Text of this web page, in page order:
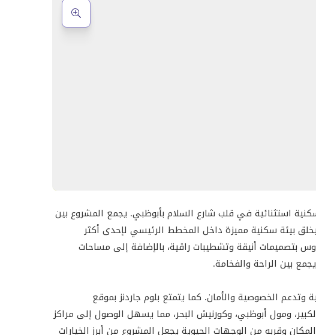
عملي، وتشطيبات تعكس مستوى معيشة مريح داخل مجتمع سكني
المتكامل، مع موقع متميز وخيارات سكنية متنوعة تناسب
استثنائية في قلب شارع السلام بأبوظبي. يجمع المشروع بين
بيئة سكنية مميزة داخل المخطط الرئيسي لإحدى أكثر
بتصميمات أنيقة وتشطيبات راقية، بالإضافة إلى مساحات
بين الراحة والفخامة.
وتدعم الخصوصية والأمان. كما يتمتع بلوم جاردنز بموقع
ومول أبوظبي، وكورنيش البحر، مما يسهل الوصول إلى مراكز
وقربه من الوجهات الحيوية يجعل المشروع من أبرز الخيارات